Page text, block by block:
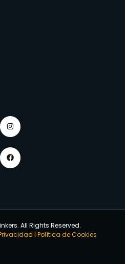
All Rights Reserved.
| Política de Cookies